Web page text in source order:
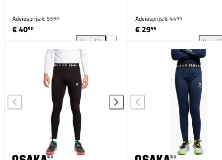
Adviesprijs:€ 5590
€ 4090
Vergelijk
Reece Thermoshirt Set Senior toevoegen aan
Adviesprijs:€ 4495
€ 2995